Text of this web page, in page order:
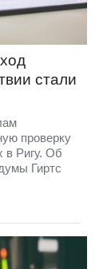
стали
проверку
в Ригу. Об
Гиртс